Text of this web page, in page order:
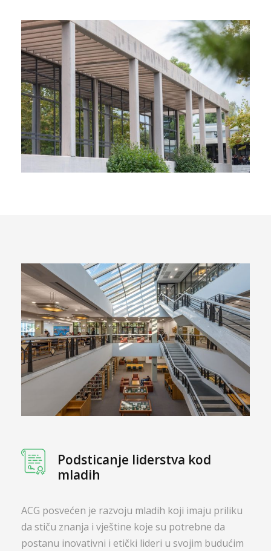
Podsticanje liderstva kod
mladih
ACG posvećen je razvoju mladih koji imaju priliku
da stiču znanja i vještine koje su potrebne da
postanu inovativni i etički lideri u svojim budućim